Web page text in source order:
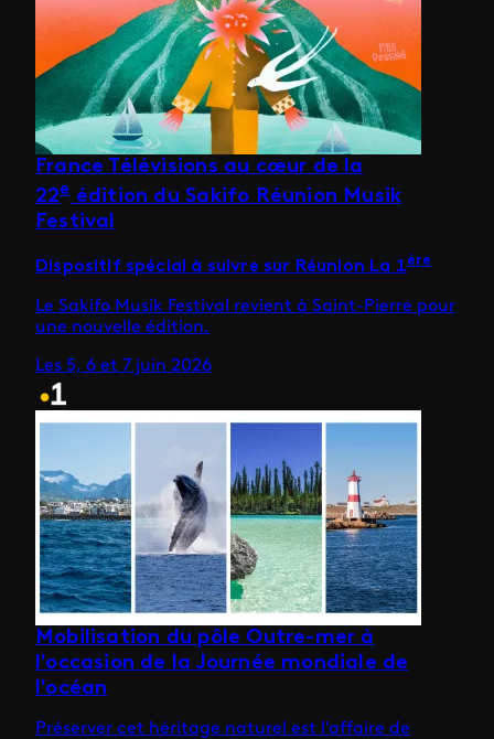
France Télévisions au cœur de la
22eédition du Sakifo Réunion Musik
Festival
Dispositif spécial à suivre sur Réunion La 1ère
Le Sakifo Musik Festival revient à Saint-Pierre pour
une nouvelle édition.
Les 5, 6 et 7 juin 2026
Mobilisation du pôle Outre-mer à
l'occasion de la Journée mondiale de
l'océan
Préserver cet héritage naturel est l'affaire de